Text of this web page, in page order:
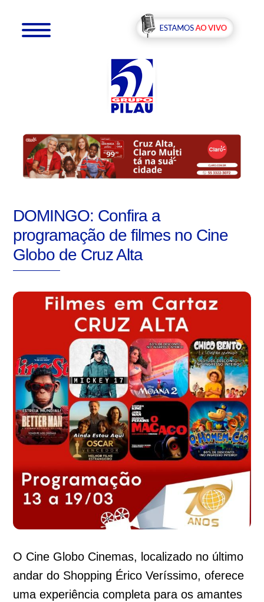
DOMINGO: Confira a
programação de filmes no Cine
Globo de Cruz Alta
O Cine Globo Cinemas, localizado no último
andar do Shopping Érico Veríssimo, oferece
uma experiência completa para os amantes